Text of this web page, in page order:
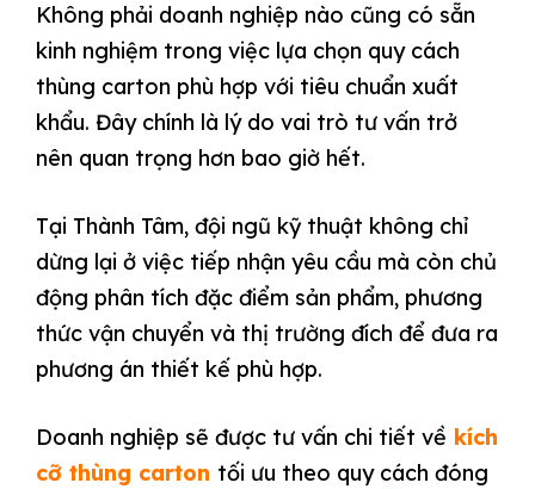
Không phải doanh nghiệp nào cũng có sẵn
kinh nghiệm trong việc lựa chọn quy cách
thùng carton phù hợp với tiêu chuẩn xuất
khẩu. Đây chính là lý do vai trò tư vấn trở
nên quan trọng hơn bao giờ hết.
Tại Thành Tâm, đội ngũ kỹ thuật không chỉ
dừng lại ở việc tiếp nhận yêu cầu mà còn chủ
động phân tích đặc điểm sản phẩm, phương
thức vận chuyển và thị trường đích để đưa ra
phương án thiết kế phù hợp.
Doanh nghiệp sẽ được tư vấn chi tiết về kích
cỡ thùng carton tối ưu theo quy cách đóng